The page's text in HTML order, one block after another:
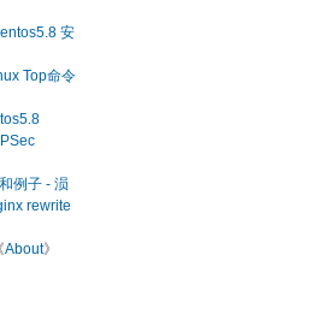
安
Top命令
例子 - 涢
rewrite
About》